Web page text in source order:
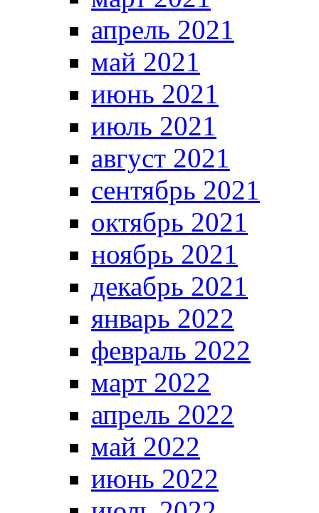
апрель 2021
май 2021
июнь 2021
июль 2021
август 2021
сентябрь 2021
октябрь 2021
ноябрь 2021
декабрь 2021
январь 2022
февраль 2022
март 2022
апрель 2022
май 2022
июнь 2022